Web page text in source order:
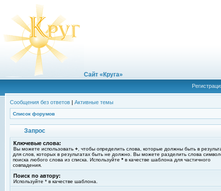
Сайт «Круга»
Сообщения без ответов | Активные темы
Список форумов
Запрос
Ключевые слова:
Вы можете использовать + , чтобы определить слова, которые должны быть в
для слов, которых в результатах быть не должно. Вы можете разделить слова
поиска любого слова из списка. Используйте * в качестве шаблона для частичного
совпадения.
Поиск по автору:
Используйте * в качестве шаблона.